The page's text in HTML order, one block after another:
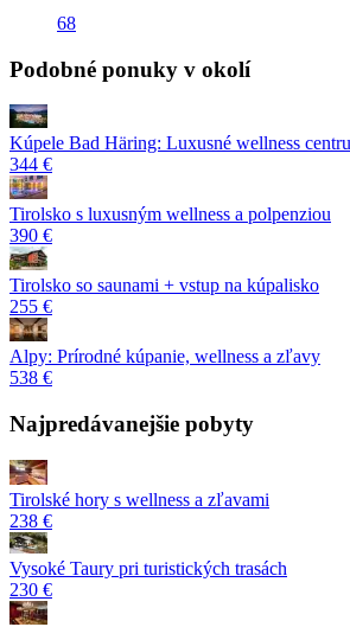
68
Podobné ponuky v okolí
Kúpele Bad Häring: Luxusné wellness
344 €
Tirolsko s luxusným wellness a polpenziou
390 €
Tirolsko so saunami + vstup na kúpalisko
255 €
Alpy: Prírodné kúpanie, wellness a zľavy
538 €
Najpredávanejšie pobyty
Tirolské hory s wellness a zľavami
238 €
Vysoké Taury pri turistických trasách
230 €